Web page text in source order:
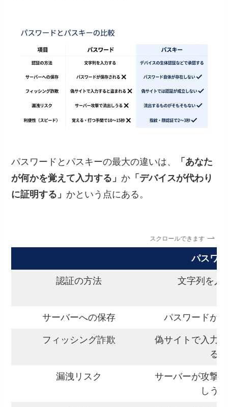
パスワードとパスキーの最大の違いは、
「あなた
が何かを覚えて入力する」 か 「デバイスが代わり
に証明する」 かという点にある。
スクロールできます
パスワ
認証の方法 文字列を入
サーバーへの保存 パスワードが
フィッシング詐欺
偽サイトで入力
る
漏洩リスク
サーバーが攻撃
しうる